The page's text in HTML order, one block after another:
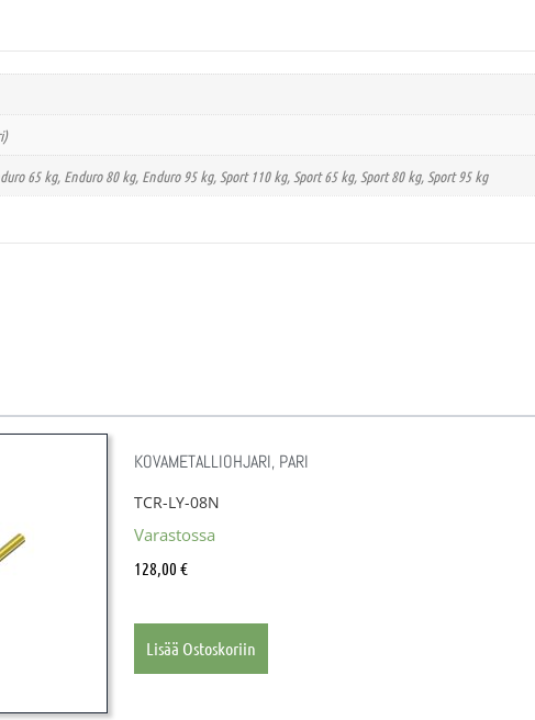
65 kg, Enduro 80 kg, Enduro 95 kg, Sport 110 kg, Sport 65 kg, Sport 80 kg, Sport 95 kg
KOVAMETALLIOHJARI, PARI
TCR-LY-08N
Varastossa
128,00 €
Lisää Ostoskoriin